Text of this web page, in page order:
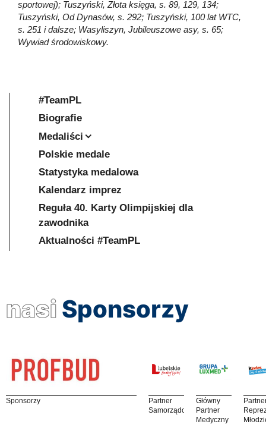
sportowej); Tuszyński, Złota księga, s. 89, 129, 134;
Tuszyński, Od Dynasów, s. 292; Tuszyński, 100 lat WTC,
s. 251 i dalsze; Wasyliszyn, Jubileuszowe asy, s. 65;
Wywiad środowiskowy.
#TeamPL
Biografie
Medaliści
Polskie medale
Statystyka medalowa
Kalendarz imprez
Reguła 40. Karty Olimpijskiej dla
zawodnika
Aktualności #TeamPL
nasi Sponsorzy
Sponsorzy
Partner
Samorządowy
Główny
Partner
Medyczny